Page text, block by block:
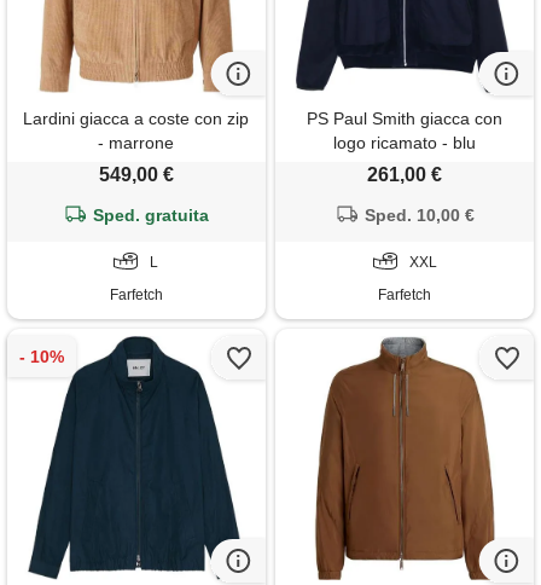
Lardini giacca a coste con zip
- marrone
549,00 €
Sped. gratuita
L
Farfetch
PS Paul Smith giacca con
logo ricamato - blu
261,00 €
Sped. 10,00 €
XXL
Farfetch